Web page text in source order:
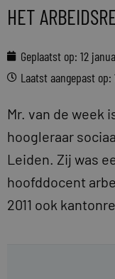
HET
Geplaatst op: 12
Laatst aangepast op:
Mr. van de week
hoogleraar
Leiden. Zij was
hoofddocent
2011 ook